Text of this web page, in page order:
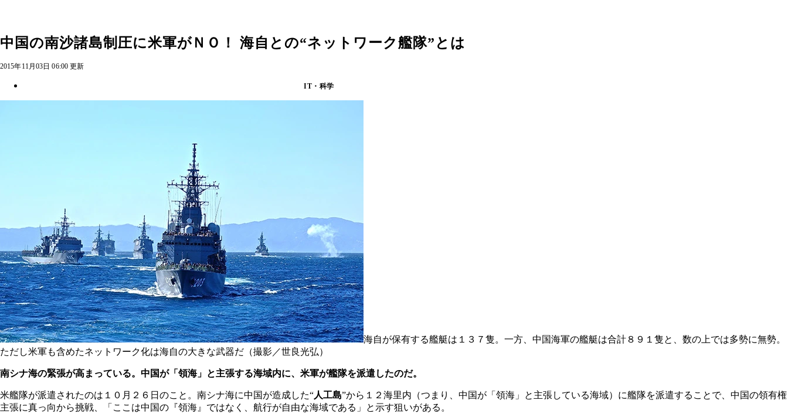
中国の南沙諸島制圧に米軍がＮＯ！ 海自との“ネットワーク艦隊”とは
2015年11月03日 06:00 更新
IT・科学
海自が保有する艦艇は１３７隻。一方、中国海軍の艦艇は合計８９１隻と、数の上では多勢に無勢。
ただし米軍も含めたネットワーク化は海自の大きな武器だ（撮影／世良光弘）
南シナ海の緊張が高まっている。中国が「領海」と主張する海域内に、米軍が艦隊を派遣したのだ。
米艦隊が派遣されたのは１０月２６日のこと。南シナ海に中国が造成した“人工島”から１２海里内（つまり、中国が「領海」と主張している海域）に艦隊を派遣することで、中国の領有権
主張に真っ向から挑戦、「ここは中国の『領海』ではなく、航行が自由な海域である」と示す狙いがある。